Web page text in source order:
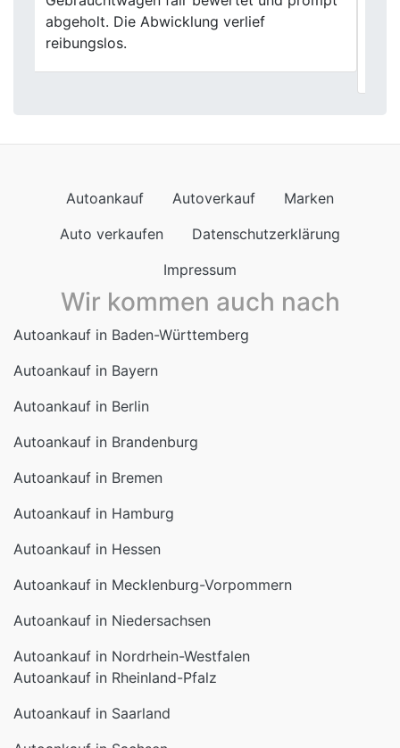
meines Gebrauchtwagens war fair, aber es
gab einige kleinere Unklarheiten in der
Autoankauf Autoverkauf
Marken
Auto verkaufen
Datenschutzerklärung
Impressum
Wir kommen auch nach
Autoankauf in Baden-Württemberg
Autoankauf in Bayern
Autoankauf in Berlin
Autoankauf in Brandenburg
Autoankauf in Bremen
Autoankauf in Hamburg
Autoankauf in Hessen
Autoankauf in Mecklenburg-Vorpommern
Autoankauf in Niedersachsen
Autoankauf in Nordrhein-Westfalen
Autoankauf in Rheinland-Pfalz
Autoankauf in Saarland